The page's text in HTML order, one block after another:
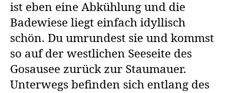
ist eben eine Abkühlung und die
Badewiese liegt einfach idyllisch
schön. Du umrundest sie und kommst
so auf der westlichen Seeseite des
Gosausee zurück zur Staumauer.
Unterwegs befinden sich entlang des